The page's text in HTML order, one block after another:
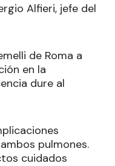
Alfieri, jefe del
de Roma a
en la
dure al
pulmones.
cuidados